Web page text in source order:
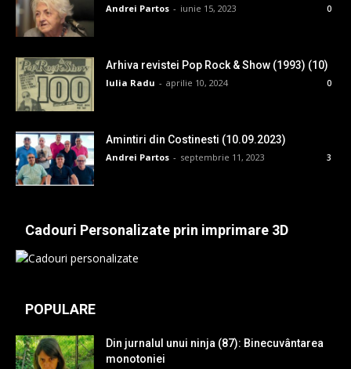
Andrei Partos - iunie 15, 2023 0
Arhiva revistei Pop Rock & Show (1993) (10)
Iulia Radu - aprilie 10, 2024 0
Amintiri din Costinesti (10.09.2023)
Andrei Partos - septembrie 11, 2023 3
Cadouri Personalizate prin imprimare 3D
POPULARE
Din jurnalul unui ninja (87): Binecuvântarea
monotoniei